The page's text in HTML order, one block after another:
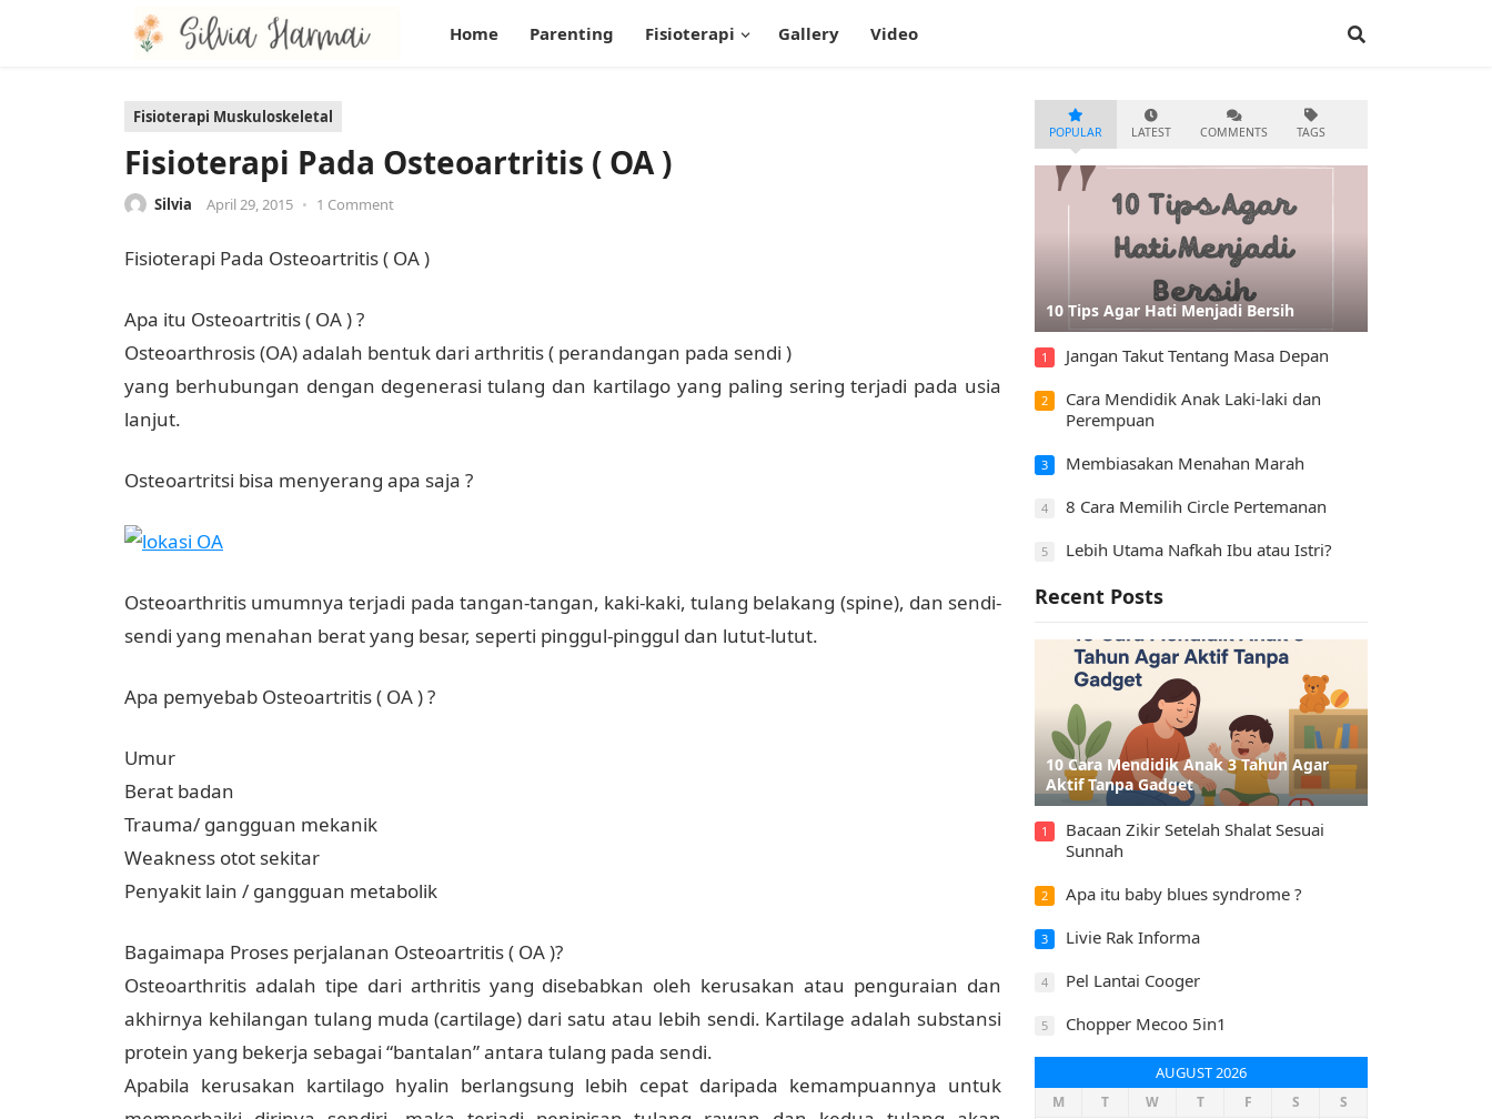
Home Parenting Fisioterapi Gallery Video
Fisioterapi Muskuloskeletal
Fisioterapi Pada Osteoartritis ( OA )
Silvia April 29, 2015 • 1 Comment
Fisioterapi Pada Osteoartritis ( OA )
Apa itu Osteoartritis ( OA ) ?
Osteoarthrosis (OA) adalah bentuk dari arthritis ( perandangan pada sendi )
yang berhubungan dengan degenerasi tulang dan kartilago yang paling sering terjadi pada usia
lanjut.
Osteoartritsi bisa menyerang apa saja ?
Osteoarthritis umumnya terjadi pada tangan-tangan, kaki-kaki, tulang belakang (spine), dan sendi-
sendi yang menahan berat yang besar, seperti pinggul-pinggul dan lutut-lutut.
Apa pemyebab Osteoartritis ( OA ) ?
Umur
Berat badan
Trauma/ gangguan mekanik
Weakness otot sekitar
Penyakit lain / gangguan metabolik
Bagaimapa Proses perjalanan Osteoartritis ( OA )?
Osteoarthritis adalah tipe dari arthritis yang disebabkan oleh kerusakan atau penguraian dan
akhirnya kehilangan tulang muda (cartilage) dari satu atau lebih sendi. Kartilage adalah substansi
protein yang bekerja sebagai “bantalan” antara tulang pada sendi.
Apabila kerusakan kartilago hyalin berlangsung lebih cepat daripada kemampuannya untuk
POPULAR LATEST COMMENTS TAGS
10 Tips Agar Hati Menjadi Bersih
1 Jangan Takut Tentang Masa Depan
2
Cara Mendidik Anak Laki-laki dan
Perempuan
3 Membiasakan Menahan Marah
4 8 Cara Memilih Circle Pertemanan
5 Lebih Utama Nafkah Ibu atau Istri?
Recent Posts
10 Cara Mendidik Anak 3 Tahun Agar
Aktif Tanpa Gadget
1
Bacaan Zikir Setelah Shalat Sesuai
Sunnah
2 Apa itu baby blues syndrome ?
3 Livie Rak Informa
4 Pel Lantai Cooger
5 Chopper Mecoo 5in1
AUGUST 2026
M T W T F S
S